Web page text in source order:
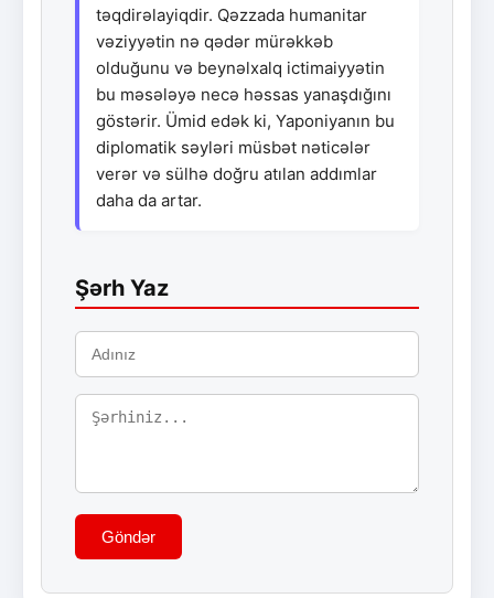
təqdirəlayiqdir. Qəzzada humanitar
vəziyyətin nə qədər mürəkkəb
olduğunu və beynəlxalq ictimaiyyətin
bu məsələyə necə həssas yanaşdığını
göstərir. Ümid edək ki, Yaponiyanın bu
diplomatik səyləri müsbət nəticələr
verər və sülhə doğru atılan addımlar
daha da artar.
Şərh Yaz
Göndər